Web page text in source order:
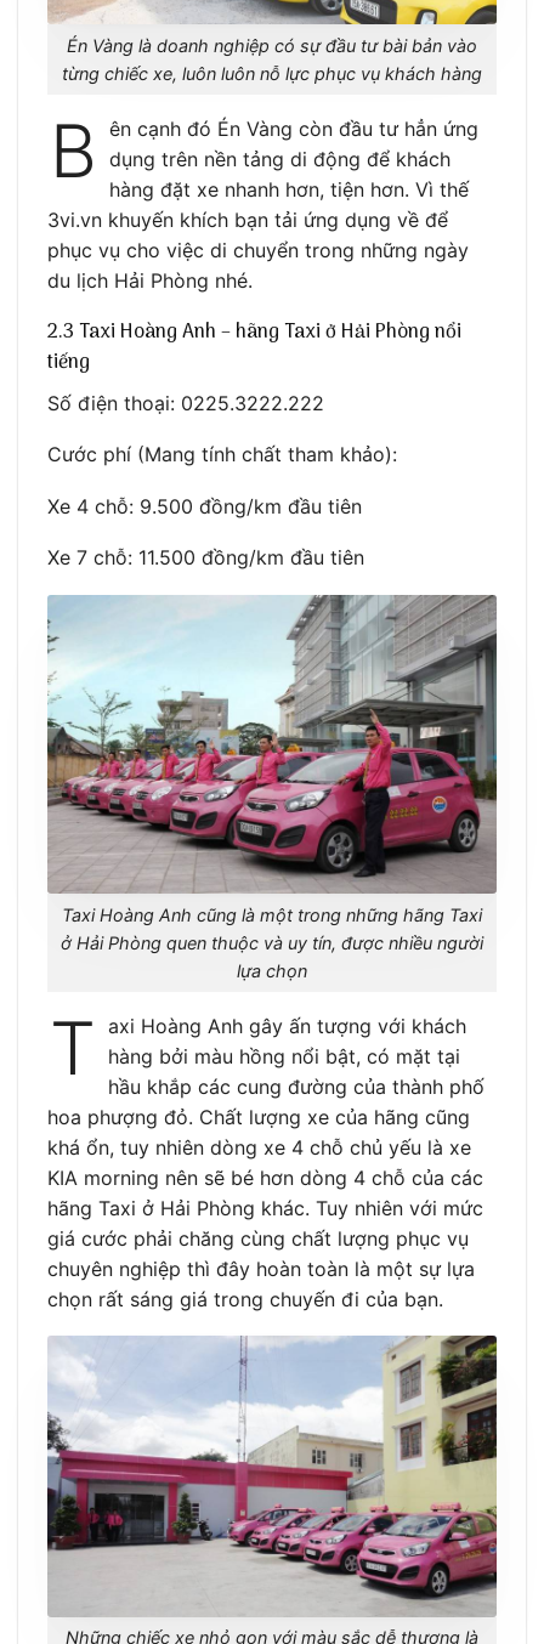
Én Vàng là doanh nghiệp có sự đầu tư bài bản vào
từng chiếc xe, luôn luôn nỗ lực phục vụ khách hàng
B
ên cạnh đó Én Vàng còn đầu tư hẳn ứng
dụng trên nền tảng di động để khách
hàng đặt xe nhanh hơn, tiện hơn. Vì thế
3vi.vn khuyến khích bạn tải ứng dụng về để
phục vụ cho việc di chuyển trong những ngày
du lịch Hải Phòng nhé.
2.3 Taxi Hoàng Anh – hãng Taxi ở Hải Phòng nổi
tiếng
Số điện thoại: 0225.3222.222
Cước phí (Mang tính chất tham khảo):
Xe 4 chỗ: 9.500 đồng/km đầu tiên
Xe 7 chỗ: 11.500 đồng/km đầu tiên
Taxi Hoàng Anh cũng là một trong những hãng Taxi
ở Hải Phòng quen thuộc và uy tín, được nhiều người
lựa chọn
T
axi Hoàng Anh gây ấn tượng với khách
hàng bởi màu hồng nổi bật, có mặt tại
hầu khắp các cung đường của thành phố
hoa phượng đỏ. Chất lượng xe của hãng cũng
khá ổn, tuy nhiên dòng xe 4 chỗ chủ yếu là xe
KIA morning nên sẽ bé hơn dòng 4 chỗ của các
hãng Taxi ở Hải Phòng khác. Tuy nhiên với mức
giá cước phải chăng cùng chất lượng phục vụ
chuyên nghiệp thì đây hoàn toàn là một sự lựa
chọn rất sáng giá trong chuyến đi của bạn.
Những chiếc xe nhỏ gọn với màu sắc dễ thương là